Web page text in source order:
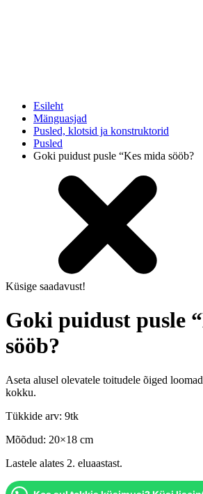
Esileht
Mänguasjad
Pusled, klotsid ja konstruktorid
Pusled
Goki puidust pusle “Kes mida sööb?
Küsige saadavust!
Goki puidust pusle
sööb?
Aseta alusel olevatele toitudele õiged
kokku.
Tükkide arv: 9tk
Mõõdud: 20×18 cm
Lastele alates 2. eluaastast.